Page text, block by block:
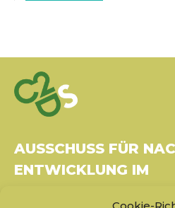
AUSSCHUSS FÜR
ENTWICKLUNG IM